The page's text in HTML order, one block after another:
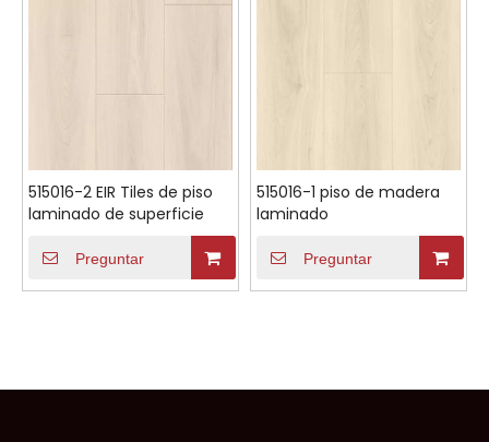
515016-2 EIR Tiles de piso
laminado de superficie
Preguntar
515016-1 piso de madera
laminado
Preguntar